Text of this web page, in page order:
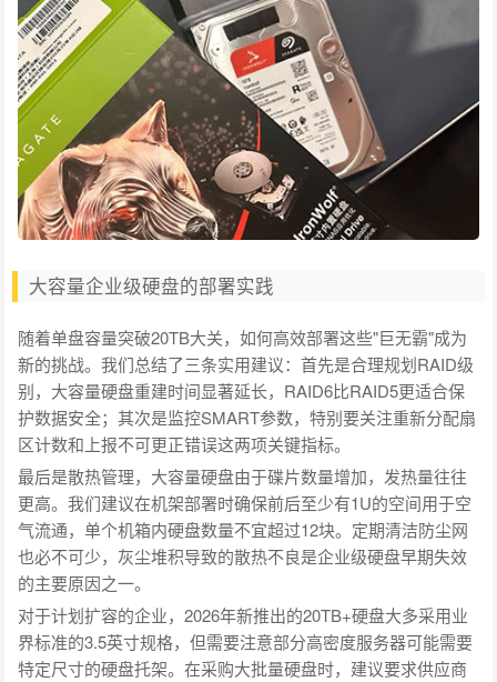
大容量企业级硬盘的部署实践
随着单盘容量突破20TB大关，如何高效部署这些"巨无霸"成为
新的挑战。我们总结了三条实用建议：首先是合理规划RAID级
别，大容量硬盘重建时间显著延长，RAID6比RAID5更适合保
护数据安全；其次是监控SMART参数，特别要关注重新分配扇
区计数和上报不可更正错误这两项关键指标。
最后是散热管理，大容量硬盘由于碟片数量增加，发热量往往
更高。我们建议在机架部署时确保前后至少有1U的空间用于空
气流通，单个机箱内硬盘数量不宜超过12块。定期清洁防尘网
也必不可少，灰尘堆积导致的散热不良是企业级硬盘早期失效
的主要原因之一。
对于计划扩容的企业，2026年新推出的20TB+硬盘大多采用业
界标准的3.5英寸规格，但需要注意部分高密度服务器可能需要
特定尺寸的硬盘托架。在采购大批量硬盘时，建议要求供应商